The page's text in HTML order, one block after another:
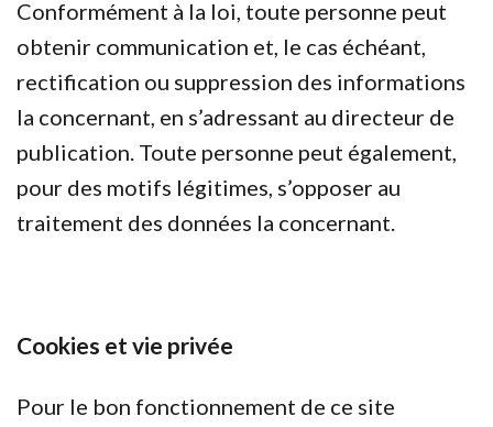
Conformément à la loi, toute personne peut
obtenir communication et, le cas échéant,
rectification ou suppression des informations
la concernant, en s’adressant au directeur de
publication. Toute personne peut également,
pour des motifs légitimes, s’opposer au
traitement des données la concernant.
Cookies et vie privée
Pour le bon fonctionnement de ce site